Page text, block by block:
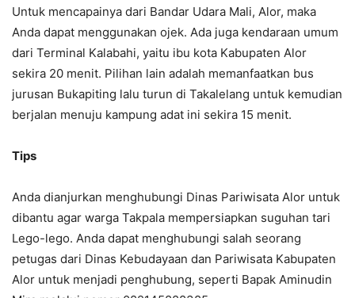
Untuk mencapainya dari Bandar Udara Mali, Alor, maka
Anda dapat menggunakan ojek. Ada juga kendaraan umum
dari Terminal Kalabahi, yaitu ibu kota Kabupaten Alor
sekira 20 menit. Pilihan lain adalah memanfaatkan bus
jurusan Bukapiting lalu turun di Takalelang untuk kemudian
berjalan menuju kampung adat ini sekira 15 menit.
Tips
Anda dianjurkan menghubungi Dinas Pariwisata Alor untuk
dibantu agar warga Takpala mempersiapkan suguhan tari
Lego-lego. Anda dapat menghubungi salah seorang
petugas dari Dinas Kebudayaan dan Pariwisata Kabupaten
Alor untuk menjadi penghubung, seperti Bapak Aminudin